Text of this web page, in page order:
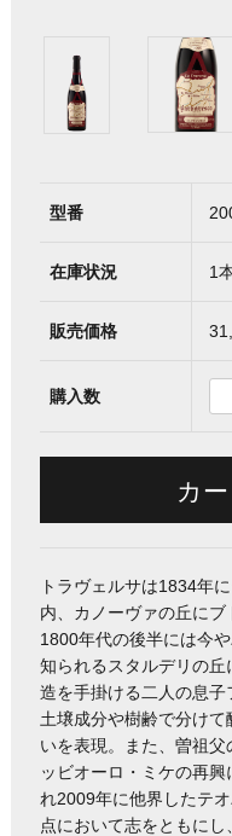
型番
在庫状況 1
販売価格
購入数
トラヴェルサは1834年
内、カノーヴァの丘にブ
1800年代の後半には今
知られるスタルデリの
造を手掛ける二人の息子
土壌成分や樹齢で分け
いを表現。また、曽祖
ッビオーロ・ミケの再
れ2009年に他界したテ
点において志をともにし